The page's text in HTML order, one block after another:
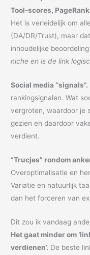
Tool-scores,
Het is verleidelijk om
(DA/DR/Trust), maar
inhoudelijke
niche en is de link
Social media “signals”.
rankingsignalen. Wat
vergroten, waardoor je
gezien en daardoor
verdient.
“Trucjes” rondom
Overoptimalisatie en
Variatie en natuurlijk
dan het forceren van
Dit zou ik vandaag
Het gaat minder om
verdienen’. De beste